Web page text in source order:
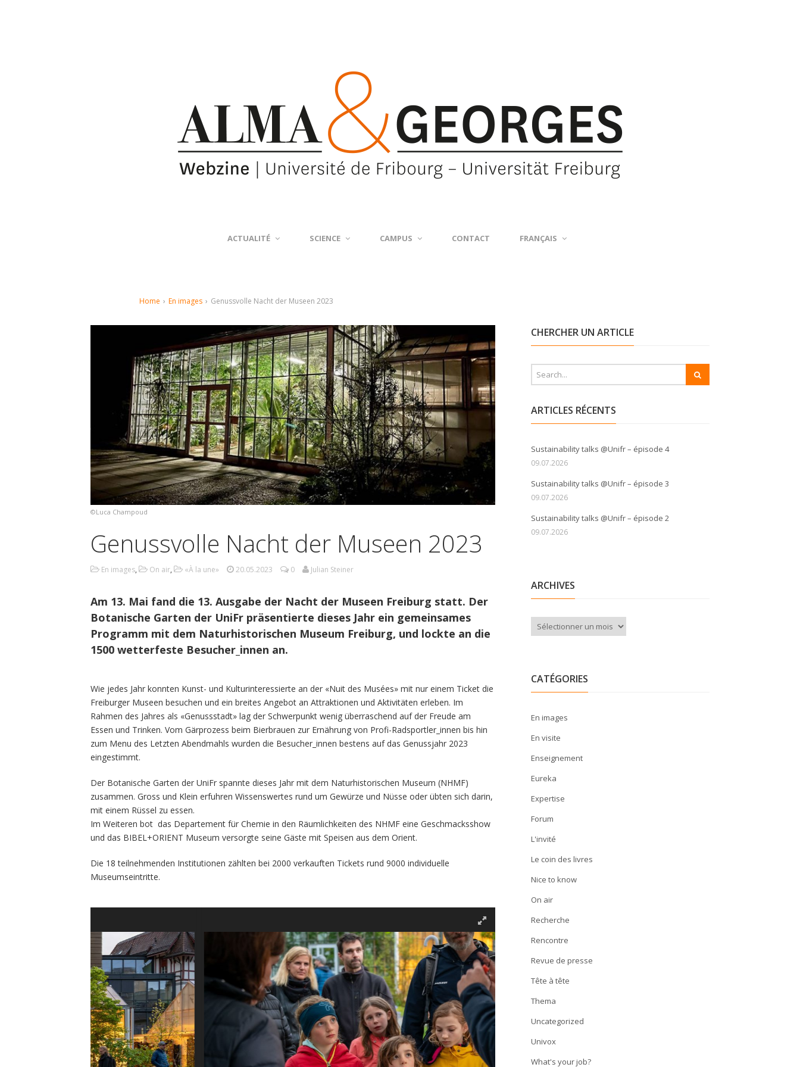
ACTUALITÉ SCIENCE CAMPUS CONTACT FRANÇAIS
Home › En images › Genussvolle Nacht der Museen 2023
©Luca Champoud
Genussvolle Nacht der Museen 2023
En images, On air, «À la une» 20.05.2023 0 Julian Steiner
Am 13. Mai fand die 13. Ausgabe der Nacht der Museen Freiburg statt. Der
Botanische Garten der UniFr präsentierte dieses Jahr ein gemeinsames
Programm mit dem Naturhistorischen Museum Freiburg, und lockte an die
1500 wetterfeste Besucher_innen an.
Wie jedes Jahr konnten Kunst- und Kulturinteressierte an der «Nuit des Musées» mit nur einem Ticket die
Freiburger Museen besuchen und ein breites Angebot an Attraktionen und Aktivitäten erleben. Im
Rahmen des Jahres als «Genussstadt» lag der Schwerpunkt wenig überraschend auf der Freude am
Essen und Trinken. Vom Gärprozess beim Bierbrauen zur Ernährung von Profi-Radsportler_innen bis hin
zum Menu des Letzten Abendmahls wurden die Besucher_innen bestens auf das Genussjahr 2023
eingestimmt.
Der Botanische Garten der UniFr spannte dieses Jahr mit dem Naturhistorischen Museum (NHMF)
zusammen. Gross und Klein erfuhren Wissenswertes rund um Gewürze und Nüsse oder übten sich darin,
mit einem Rüssel zu essen.
Im Weiteren bot das Departement für Chemie in den Räumlichkeiten des NHMF eine Geschmacksshow
und das BIBEL+ORIENT Museum versorgte seine Gäste mit Speisen aus dem Orient.
Die 18 teilnehmenden Institutionen zählten bei 2000 verkauften Tickets rund 9000 individuelle
Museumseintritte.
CHERCHER UN ARTICLE
ARTICLES RÉCENTS
Sustainability talks @Unifr – épisode 4
09.07.2026
Sustainability talks @Unifr – épisode 3
09.07.2026
Sustainability talks @Unifr – épisode 2
09.07.2026
ARCHIVES
Archives
CATÉGORIES
En images
En visite
Enseignement
Eureka
Expertise
Forum
L'invité
Le coin des livres
Nice to know
On air
Recherche
Rencontre
Revue de presse
Tête à tête
Thema
Uncategorized
Univox
What's your job?